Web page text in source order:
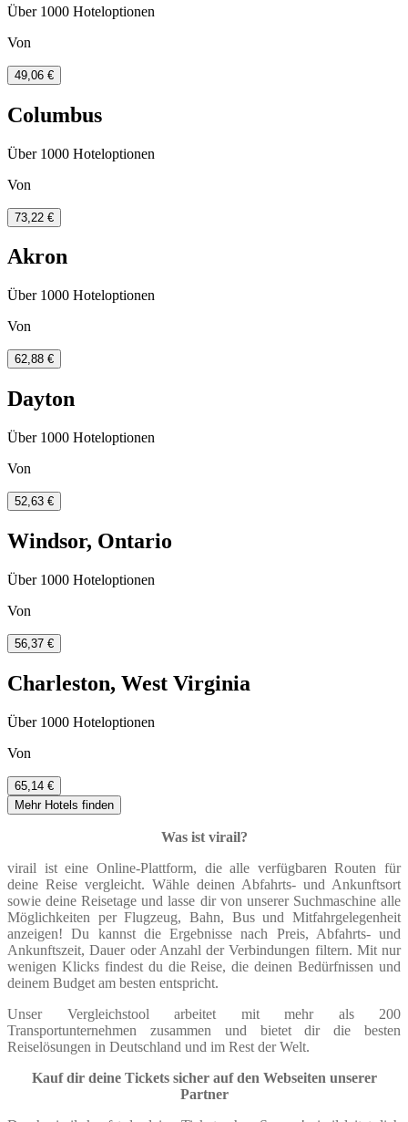
Über 1000 Hoteloptionen
Von
49,06 €
Columbus
Über 1000 Hoteloptionen
Von
73,22 €
Akron
Über 1000 Hoteloptionen
Von
62,88 €
Dayton
Über 1000 Hoteloptionen
Von
52,63 €
Windsor, Ontario
Über 1000 Hoteloptionen
Von
56,37 €
Charleston, West Virginia
Über 1000 Hoteloptionen
Von
65,14 €
Mehr Hotels finden
Was ist virail?
virail ist eine Online-Plattform, die alle verfügbaren Routen für
deine Reise vergleicht. Wähle deinen Abfahrts- und Ankunftsort
sowie deine Reisetage und lasse dir von unserer Suchmaschine alle
Möglichkeiten per Flugzeug, Bahn, Bus und Mitfahrgelegenheit
anzeigen! Du kannst die Ergebnisse nach Preis, Abfahrts- und
Ankunftszeit, Dauer oder Anzahl der Verbindungen filtern. Mit nur
wenigen Klicks findest du die Reise, die deinen Bedürfnissen und
deinem Budget am besten entspricht.
Unser Vergleichstool arbeitet mit mehr als 200
Transportunternehmen zusammen und bietet dir die besten
Reiselösungen in Deutschland und im Rest der Welt.
Kauf dir deine Tickets sicher auf den Webseiten unserer
Partner